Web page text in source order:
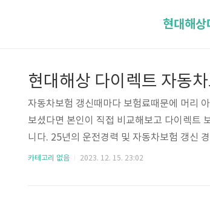
현대해
자동차보험 갱신때마다 보험료때문에 머리
보셨다면 본인이 직접 비교해보고 다이렉트
니다. 25년의 운전경력 및 자동차보험 갱신
내용이 어떤것이 있는지 정확히 알려드릴게
기 현대해상 다이렉트 자동차보험 바로가기
카테고리 없음 2023. 12. 15. 23:02